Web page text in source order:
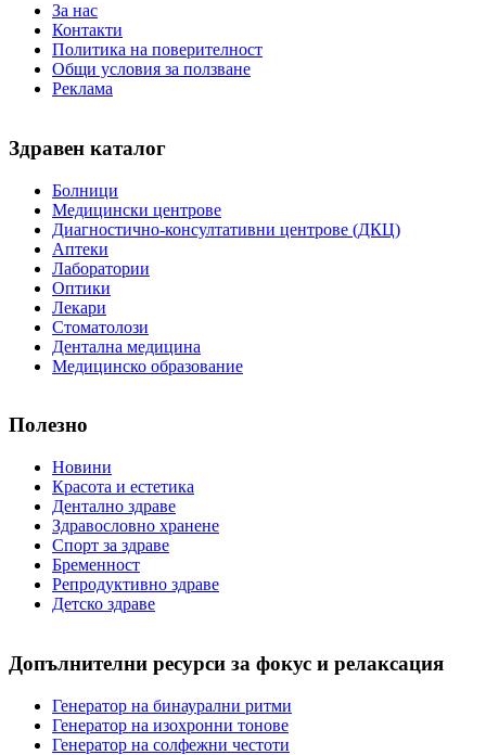
За нас
Контакти
Политика на поверителност
Общи условия за ползване
Реклама
Здравен каталог
Болници
Медицински центрове
Диагностично-консултативни центрове (ДКЦ)
Аптеки
Лаборатории
Оптики
Лекари
Стоматолози
Дентална медицина
Медицинско образование
Полезно
Новини
Красота и естетика
Дентално здраве
Здравословно хранене
Спорт за здраве
Бременност
Репродуктивно здраве
Детско здраве
Допълнителни ресурси за фокус и релаксация
Генератор на бинаурални ритми
Генератор на изохронни тонове
Генератор на солфежни честоти